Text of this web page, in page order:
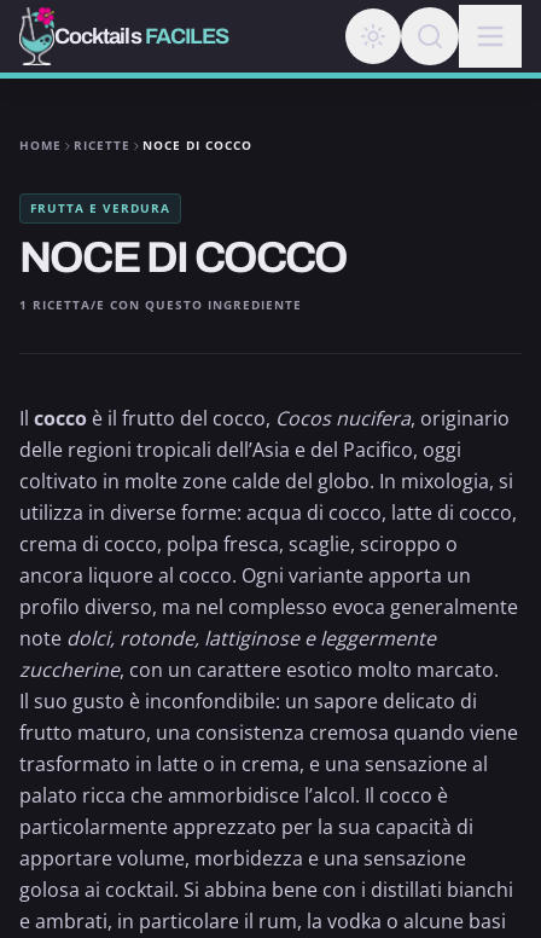
CocktailsFACILES
HOME RICETTE NOCE DI COCCO
FRUTTA E VERDURA
NOCE DI COCCO
1 RICETTA/E CON QUESTO INGREDIENTE
Il cocco è il frutto del cocco, Cocos nucifera, originario
delle regioni tropicali dell’Asia e del Pacifico, oggi
coltivato in molte zone calde del globo. In mixologia, si
utilizza in diverse forme: acqua di cocco, latte di cocco,
crema di cocco, polpa fresca, scaglie, sciroppo o
ancora liquore al cocco. Ogni variante apporta un
profilo diverso, ma nel complesso evoca generalmente
note dolci, rotonde, lattiginose e leggermente
zuccherine, con un carattere esotico molto marcato.
Il suo gusto è inconfondibile: un sapore delicato di
frutto maturo, una consistenza cremosa quando viene
trasformato in latte o in crema, e una sensazione al
palato ricca che ammorbidisce l’alcol. Il cocco è
particolarmente apprezzato per la sua capacità di
apportare volume, morbidezza e una sensazione
golosa ai cocktail. Si abbina bene con i distillati bianchi
e ambrati, in particolare il rum, la vodka o alcune basi